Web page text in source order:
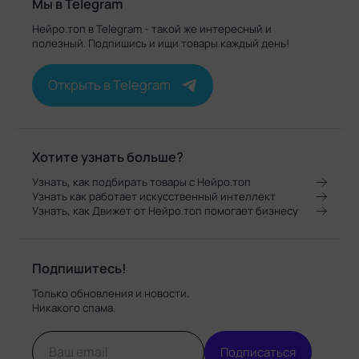
Мы в Telegram
Нейро.топ в Telegram - такой же интересный и
полезный. Подпишись и ищи товары каждый день!
Открыть в Telegram
Хотите узнать больше?
Узнать, как подбирать товары с Нейро.топ
Узнать как работает искусственный интеллект
Узнать, как Движет от Нейро.топ помогает бизнесу
Подпишитесь!
Только обновления и новости.
Никакого спама.
Подписаться